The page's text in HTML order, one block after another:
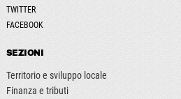
TWITTER
FACEBOOK
SEZIONI
Territorio e sviluppo locale
Finanza e tributi